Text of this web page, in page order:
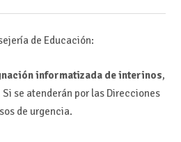
de Educación:
informatizada de interinos,
Si se atenderán por las Direcciones
de urgencia.